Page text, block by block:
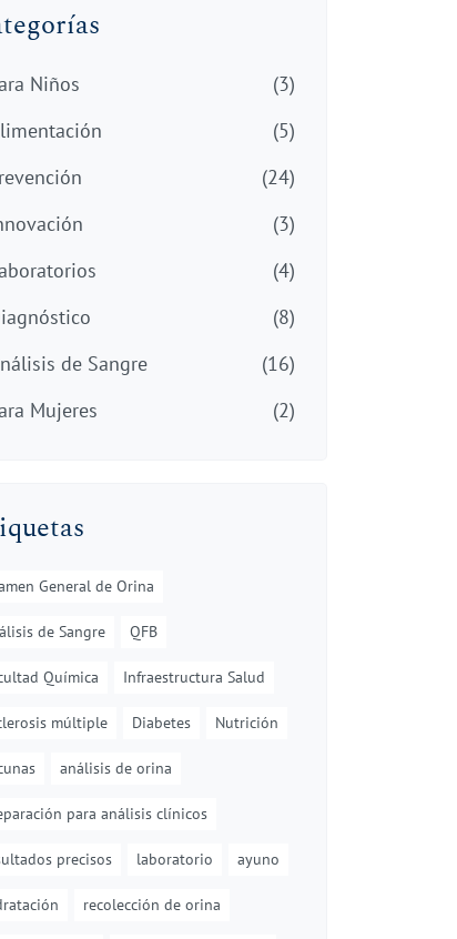
Niños
(3)
(5)
(24)
(3)
(4)
(8)
de Sangre
(16)
Mujeres
(2)
General de Orina
de Sangre QFB
Química Infraestructura Salud
múltiple Diabetes Nutrición
análisis de orina
para análisis clínicos
precisos laboratorio ayuno
recolección de orina